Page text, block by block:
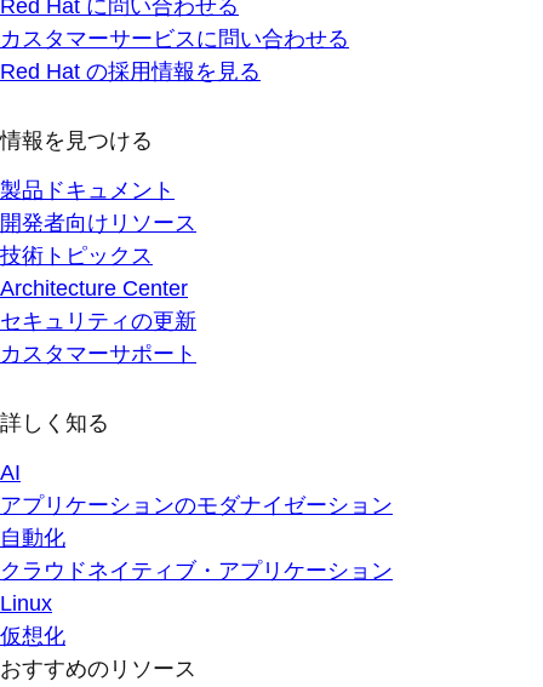
Red Hat に問い合わせる
カスタマーサービスに問い合わせる
Red Hat の採用情報を見る
情報を見つける
製品ドキュメント
開発者向けリソース
技術トピックス
Architecture Center
セキュリティの更新
カスタマーサポート
詳しく知る
AI
アプリケーションのモダナイゼーション
自動化
クラウドネイティブ・アプリケーション
Linux
仮想化
おすすめのリソース